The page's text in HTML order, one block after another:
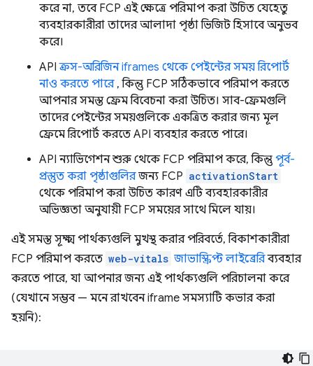
করে না, তবে FCP এই ক্ষেত্রে পরিমাপ করা উচিত যেহেতু
ব্যবহারকারীরা তাদের আলাদা পৃষ্ঠা ভিজিট হিসাবে অনুভব
করে।
APIক্রস-অরিজিন iframes থেকে পেইন্টের সময় রিপোর্ট
নাও করতে পারে, কিন্তু FCP সঠিকভাবে পরিমাপ করতে
আপনার সমস্ত ফ্রেম বিবেচনা করা উচিত। সাব-ফ্রেমগুলি
তাদের পেইন্টের সময়গুলিকে একত্রিত করার জন্য মূল
ফ্রেমে রিপোর্ট করতে API ব্যবহার করতে পারে।
API ন্যাভিগেশন শুরু থেকে FCP পরিমাপ করে, কিন্তু পূর্ব-
প্রস্তুত করা পৃষ্ঠাগুলিরজন্য FCP activationStart
থেকে পরিমাপ করা উচিত কারণ এটি ব্যবহারকারীর
অভিজ্ঞতা অনুযায়ী FCP সময়ের সাথে মিলে যায়।
এই সমস্ত সূক্ষ্ম পার্থক্যগুলি মুখস্থ করার পরিবর্তে, বিকাশকারীরা
FCP পরিমাপ করতে web-vitals জাভাস্ক্রিপ্ট লাইব্রেরিব্যবহার
করতে পারে, যা আপনার জন্য এই পার্থক্যগুলি পরিচালনা করে
(যেখানে সম্ভব — মনে রাখবেন iframe সমস্যাটি কভার করা
হয়নি):